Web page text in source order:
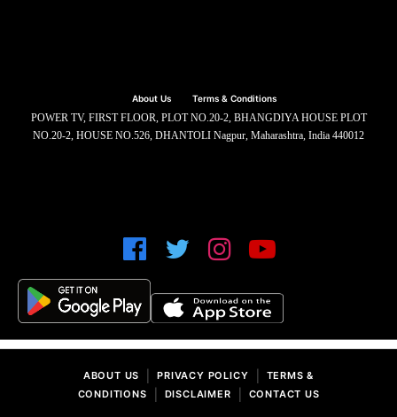
About Us Terms & Conditions
POWER TV, FIRST FLOOR, PLOT NO.20-2, BHANGDIYA HOUSE PLOT
NO.20-2, HOUSE NO.526, DHANTOLI Nagpur, Maharashtra, India 440012
ABOUT US PRIVACY POLICY
TERMS &
CONDITIONS
DISCLAIMER CONTACT US